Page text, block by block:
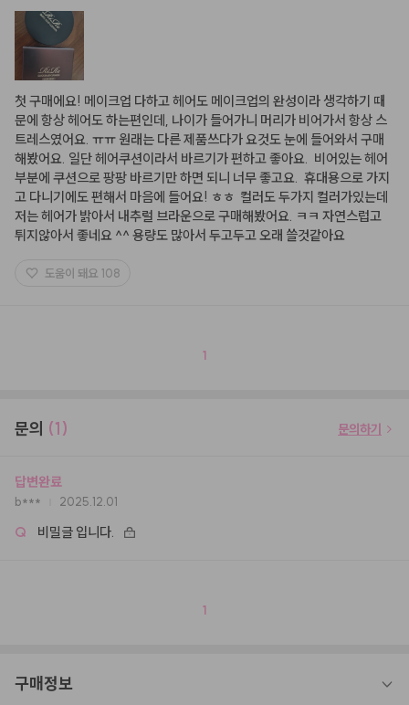
첫 구매에요! 메이크업 다하고 헤어도 메이크업의 완성이라 생각하기 때
문에 항상 헤어도 하는편인데, 나이가 들어가니 머리가 비어가서 항상 스
트레스였어요. ㅠㅠ 원래는 다른 제품쓰다가 요것도 눈에 들어와서 구매
해봤어요. 일단 헤어쿠션이라서 바르기가 편하고 좋아요.  비어있는 헤어
부분에 쿠션으로 팡팡 바르기만 하면 되니 너무 좋고요.  휴대용으로 가지
고 다니기에도 편해서 마음에 들어요! ㅎㅎ  컬러도 두가지 컬러가있는데
저는 헤어가 밝아서 내추럴 브라운으로 구매해봤어요. ㅋㅋ 자연스럽고
튀지않아서 좋네요 ^^ 용량도 많아서 두고두고 오래 쓸것같아요
도움이 돼요 108
1
문의 (1) 문의하기
답변완료
b*** 2025.12.01
Q 비밀글 입니다.
1
구매정보